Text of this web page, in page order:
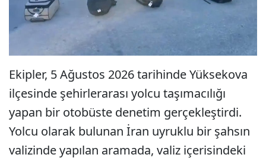
Ekipler, 5 Ağustos 2026 tarihinde Yüksekova
ilçesinde şehirlerarası yolcu taşımacılığı
yapan bir otobüste denetim gerçekleştirdi.
Yolcu olarak bulunan İran uyruklu bir şahsın
valizinde yapılan aramada, valiz içerisindeki